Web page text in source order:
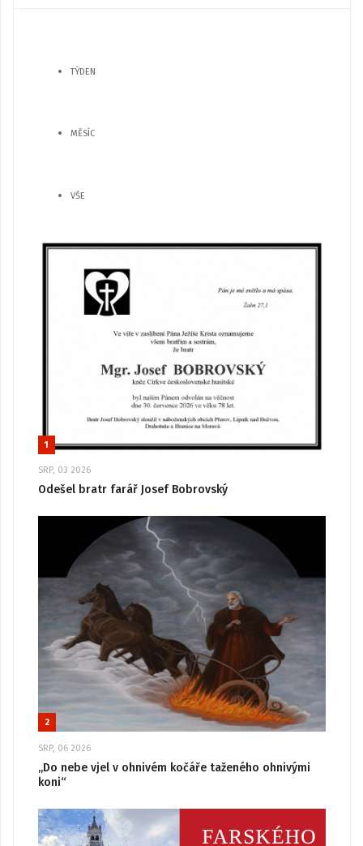
TÝDEN
MĚSÍC
VŠE
1
SRP, 03 2026
Odešel bratr farář Josef Bobrovský
2
SRP, 06 2026
„Do nebe vjel v ohnivém kočáře taženého ohnivými
koni“